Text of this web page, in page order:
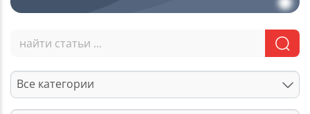
Все категории